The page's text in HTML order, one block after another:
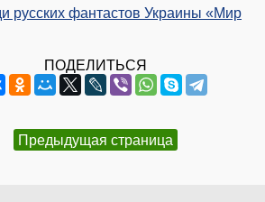
русских фантастов Украины «Мир
ПОДЕЛИТЬСЯ
Предыдущая страница